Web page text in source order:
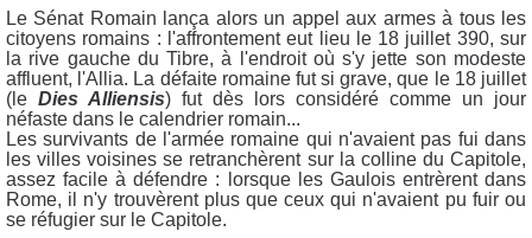
Le Sénat Romain lança alors un appel aux armes à tous les
citoyens romains : l'affrontement eut lieu le 18 juillet 390, sur
la rive gauche du Tibre, à l'endroit où s'y jette son modeste
affluent, l'Allia. La défaite romaine fut si grave, que le 18 juillet
(le Dies Alliensis) fut dès lors considéré comme un jour
néfaste dans le calendrier romain...
Les survivants de l'armée romaine qui n'avaient pas fui dans
les villes voisines se retranchèrent sur la colline du Capitole,
assez facile à défendre : lorsque les Gaulois entrèrent dans
Rome, il n'y trouvèrent plus que ceux qui n'avaient pu fuir ou
se réfugier sur le Capitole.